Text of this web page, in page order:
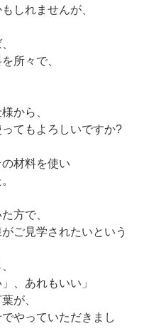
しれませんが、
所々で、
から、
てもよろしいですか?
材料を使い
方で、
ご見学されたいという
、あれもいい」
が、
やっていただきまし